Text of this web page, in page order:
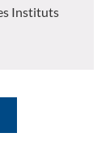
Instituts